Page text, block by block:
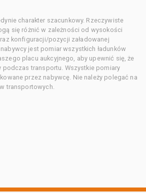
charakter szacunkowy. Rzeczywiste
się różnić w zależności od wysokości
konfiguracji/pozycji załadowanej
jest pomiar wszystkich ładunków
placu aukcyjnego, aby upewnić się, że
podczas transportu. Wszystkie pomiary
przez nabywcę. Nie należy polegać na
transportowych.